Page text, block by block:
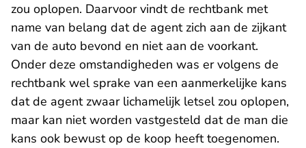
zou oplopen. Daarvoor vindt de rechtbank met
name van belang dat de agent zich aan de zijkant
van de auto bevond en niet aan de voorkant.
Onder deze omstandigheden was er volgens de
rechtbank wel sprake van een aanmerkelijke kans
dat de agent zwaar lichamelijk letsel zou oplopen,
maar kan niet worden vastgesteld dat de man die
kans ook bewust op de koop heeft toegenomen.